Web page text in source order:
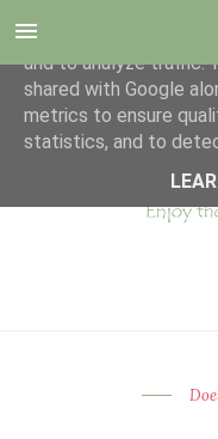
This site uses cookies
and to analyze traffic.
shared with Google
metrics to ensure
statistics, and to